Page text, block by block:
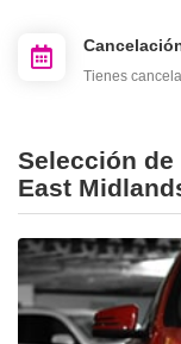
Tienes
Selección de
East